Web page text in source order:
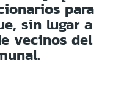
para
sin lugar a
vecinos del